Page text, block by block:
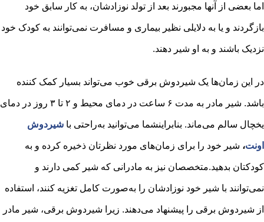
اما بعضی از آنها مجبورند بعد از تولد نوزادشان، به کار سابق خود
بازگردند و یا به دلایلی نظیر بیماری و مسافرت نمی‌توانند به کودک خود
نزدیک باشند و به او شیر دهند.
در این زمان‌ها یک شیر‌دوش برقی خوب می‌تواند بسیار کمک کننده
باشد. شیر مادر به مدت ۶ ساعت در دمای محیط و ۲ تا ۳ روز در دمای
یخچال سالم می‌ماند. بنابراینشما می‌توانید به‌راحتی با شیر‌دوش
اونت، شیر خود را برای زمان‌های مورد نظرتان ذخیره کرده و به
کودکتان بدهید.متخصصان نیز به مادرانی که شیر کمی دارند و
نمی‌توانند با شیر خود نوزادشان را به‌صورت کامل تغزیه کنند، استفاده
از شیردوش برقی را پیشنهاد می‌دهند. زیرا شیردوش برقی، شیر مادر